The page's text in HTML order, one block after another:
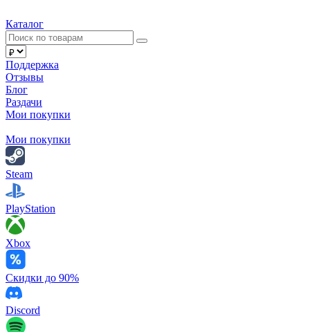
Каталог
Поддержка
Отзывы
Блог
Раздачи
Мои покупки
Мои покупки
Steam
PlayStation
Xbox
Скидки до 90%
Discord